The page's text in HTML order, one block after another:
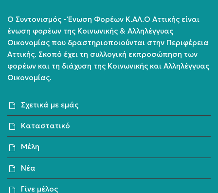
Ο Συντονισμός - Ένωση Φορέων Κ.ΑΛ.Ο Αττικής είναι
ένωση φορέων της Κοινωνικής & Αλληλέγγυας
Οικονομίας που δραστηριοποιούνται στην Περιφέρεια
Αττικής. Σκοπό έχει τη συλλογική εκπροσώπηση των
φορέων και τη διάχυση της Κοινωνικής και Αλληλέγγυας
Οικονομίας.
Σχετικά με εμάς
Καταστατικό
Μέλη
Νέα
Γίνε μέλος